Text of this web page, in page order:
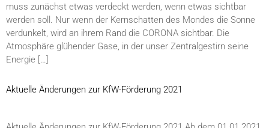
muss zunächst etwas verdeckt werden, wenn etwas sichtbar
werden soll. Nur wenn der Kernschatten des Mondes die Sonne
verdunkelt, wird an ihrem Rand die CORONA sichtbar. Die
Atmosphäre glühender Gase, in der unser Zentralgestirn seine
Energie […]
Aktuelle Änderungen zur KfW-Förderung 2021